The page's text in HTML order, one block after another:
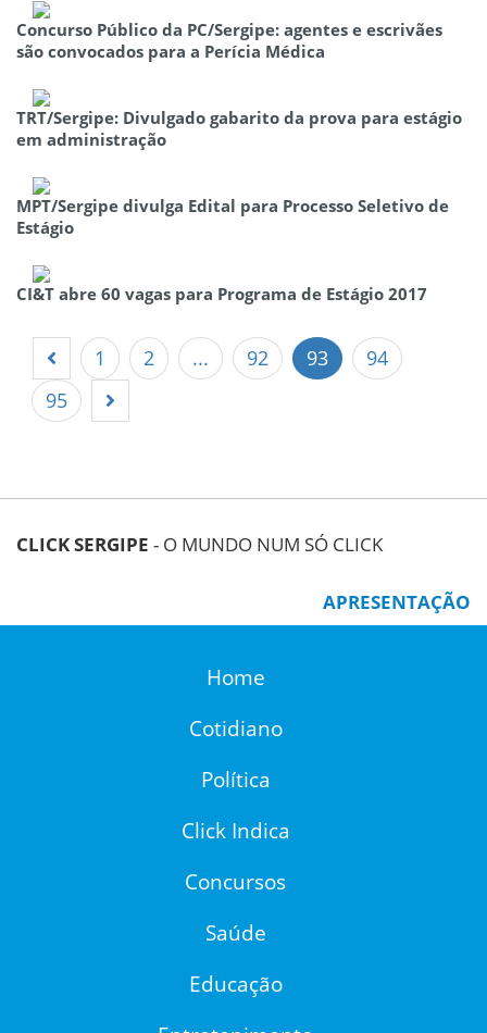
Concurso Público da PC/Sergipe: agentes e escrivães
são convocados para a Perícia Médica
TRT/Sergipe: Divulgado gabarito da prova para estágio
em administração
MPT/Sergipe divulga Edital para Processo Seletivo de
Estágio
CI&T abre 60 vagas para Programa de Estágio 2017
1 2 ... 92 93
94
95
CLICK SERGIPE - O MUNDO NUM SÓ CLICK
APRESENTAÇÃO
Home
Cotidiano
Política
Click Indica
Concursos
Saúde
Educação